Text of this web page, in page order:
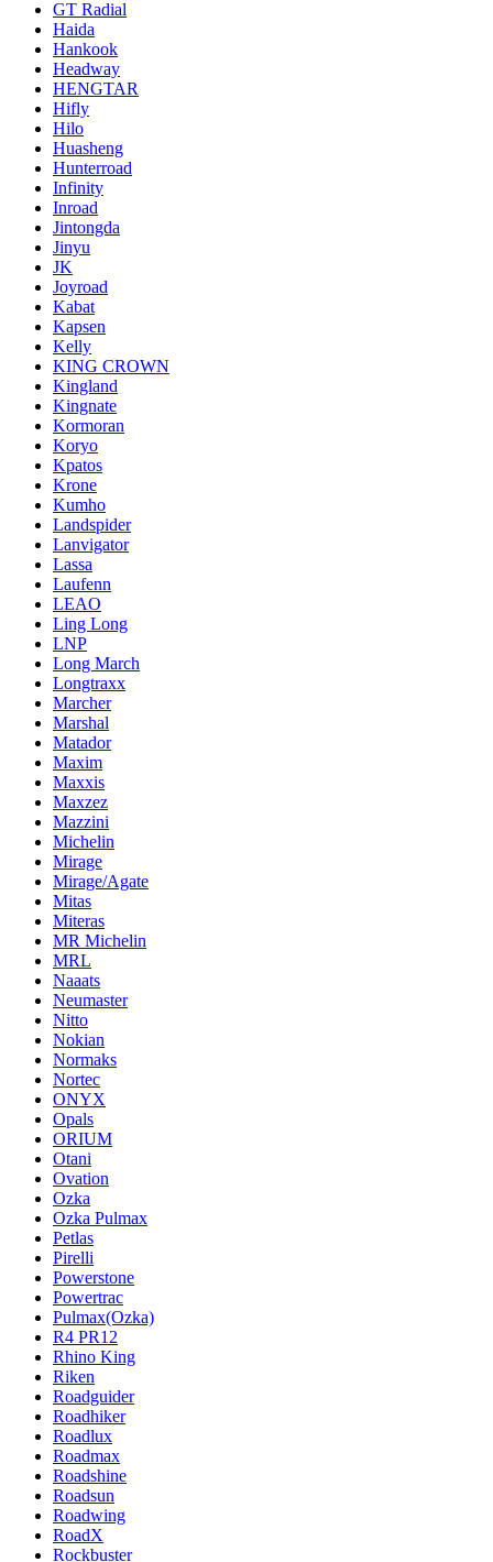
GT Radial
Haida
Hankook
Headway
HENGTAR
Hifly
Hilo
Huasheng
Hunterroad
Infinity
Inroad
Jintongda
Jinyu
JK
Joyroad
Kabat
Kapsen
Kelly
KING CROWN
Kingland
Kingnate
Kormoran
Koryo
Kpatos
Krone
Kumho
Landspider
Lanvigator
Lassa
Laufenn
LEAO
Ling Long
LNP
Long March
Longtraxx
Marcher
Marshal
Matador
Maxim
Maxxis
Maxzez
Mazzini
Michelin
Mirage
Mirage/Agate
Mitas
Miteras
MR Michelin
MRL
Naaats
Neumaster
Nitto
Nokian
Normaks
Nortec
ONYX
Opals
ORIUM
Otani
Ovation
Ozka
Ozka Pulmax
Petlas
Pirelli
Powerstone
Powertrac
Pulmax(Ozka)
R4 PR12
Rhino King
Riken
Roadguider
Roadhiker
Roadlux
Roadmax
Roadshine
Roadsun
Roadwing
RoadX
Rockbuster